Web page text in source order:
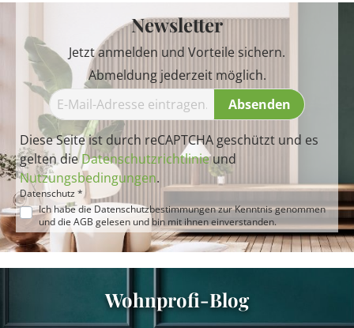
Newsletter
Jetzt anmelden und Vorteile sichern.
Abmeldung jederzeit möglich.
Absenden
Diese Seite ist durch reCAPTCHA geschützt und es
gelten dieDatenschutzrichtlinieund
Nutzungsbedingungen.
Datenschutz *
Ich habe die Datenschutzbestimmungenzur Kenntnis genommen
und die AGB gelesen und bin mit ihnen einverstanden.
Wohnprofi-Blog